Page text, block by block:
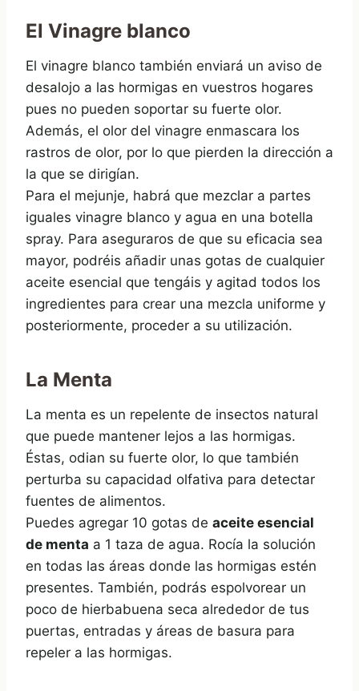
El Vinagre blanco
El vinagre blanco también enviará un aviso de
desalojo a las hormigas en vuestros hogares
pues no pueden soportar su fuerte olor.
Además, el olor del vinagre enmascara los
rastros de olor, por lo que pierden la dirección a
la que se dirigían.
Para el mejunje, habrá que mezclar a partes
iguales vinagre blanco y agua en una botella
spray. Para aseguraros de que su eficacia sea
mayor, podréis añadir unas gotas de cualquier
aceite esencial que tengáis y agitad todos los
ingredientes para crear una mezcla uniforme y
posteriormente, proceder a su utilización.
La Menta
La menta es un repelente de insectos natural
que puede mantener lejos a las hormigas.
Éstas, odian su fuerte olor, lo que también
perturba su capacidad olfativa para detectar
fuentes de alimentos.
Puedes agregar 10 gotas de aceite esencial
de menta a 1 taza de agua. Rocía la solución
en todas las áreas donde las hormigas estén
presentes. También, podrás espolvorear un
poco de hierbabuena seca alrededor de tus
puertas, entradas y áreas de basura para
repeler a las hormigas.